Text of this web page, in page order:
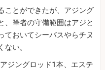
ことができたが、アジング
、筆者の守備範囲はアジと
ておいてシーバスやらチヌ
い。
ジングロッド1本、エステ